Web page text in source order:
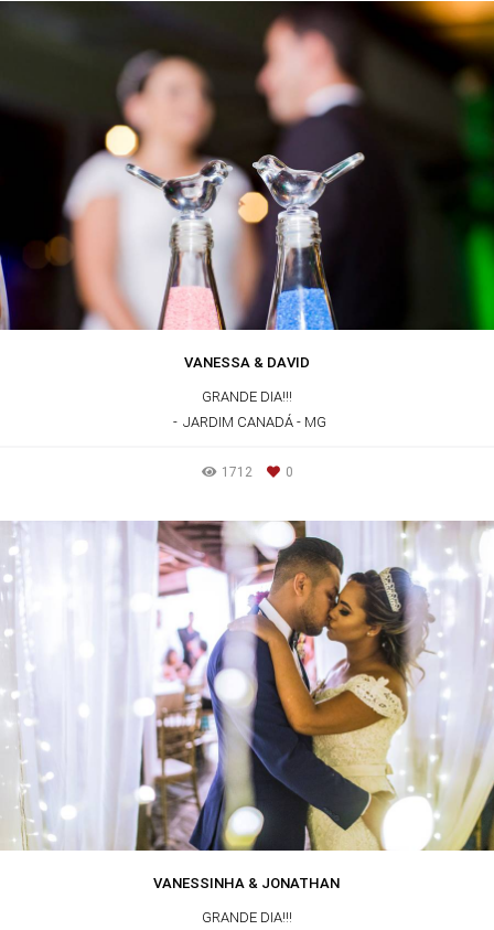
VANESSA & DAVID
GRANDE DIA!!!
JARDIM CANADÁ - MG
1712 0
VANESSINHA & JONATHAN
GRANDE DIA!!!